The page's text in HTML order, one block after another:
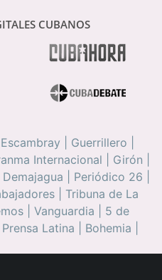
CUBANOS
Escambray Guerrillero
Internacional Girón
Demajagua Periódico 26
Tribuna de La
| Vanguardia
5 de
Prensa Latina Bohemia